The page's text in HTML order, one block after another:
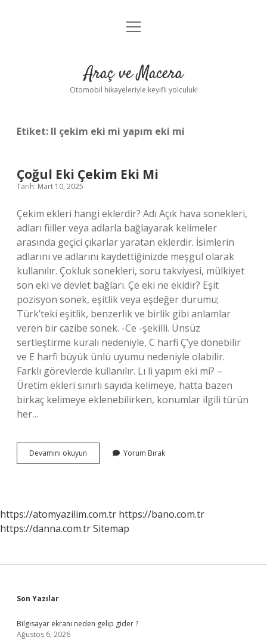
Anasayfa
Yasal Uyarı
menüyü
Araç ve Macera
Otomobil hikayeleriyle keyifli yolculuk!
Etiket: lI çekim eki mi yapım eki mi
Çoğul Eki Çekim Eki Mi
Tarih: Mart 10, 2025
Çekim ekleri hangi eklerdir? Adı Açık hava sonekleri,
adları fiiller veya adlarla bağlayarak kelimeler
arasında geçici çıkarlar yaratan eklerdir. İsimlerin
adlarını ve adlarını kaydettiğinizde meşgul olarak
kullanılır. Çokluk sonekleri, soru takviyesi, mülkiyet
son eki ve devlet bağları. Çe eki ne ekidir? Eşit
pozisyon sonek, eşitlik veya eşdeğer durumu;
Türk’teki eşitlik, benzerlik ve birlik gibi anlamlar
veren bir cazibe sonek. -Ce -şekilli. Ünsüz
sertleştirme kuralı nedeniyle, C harfi Ç’ye dönebilir
ve E harfi büyük ünlü uyumu nedeniyle olabilir.
Farklı görevlerde kullanılır. Lı li yapım eki mi? –
Üretim ekleri sınırlı sayıda kelimeye, hatta bazen
birkaç kelimeye eklenebilirken, konumlar ilgili türün
her…
Devamını okuyun
Eki
Yorum Bırak
https://atomyazilim.com.tr https://bano.com.tr
https://danna.com.trSitemap
Sidebar
Son Yazılar
Bilgisayar ekranı neden gelip gider ?
Ağustos 6, 2026